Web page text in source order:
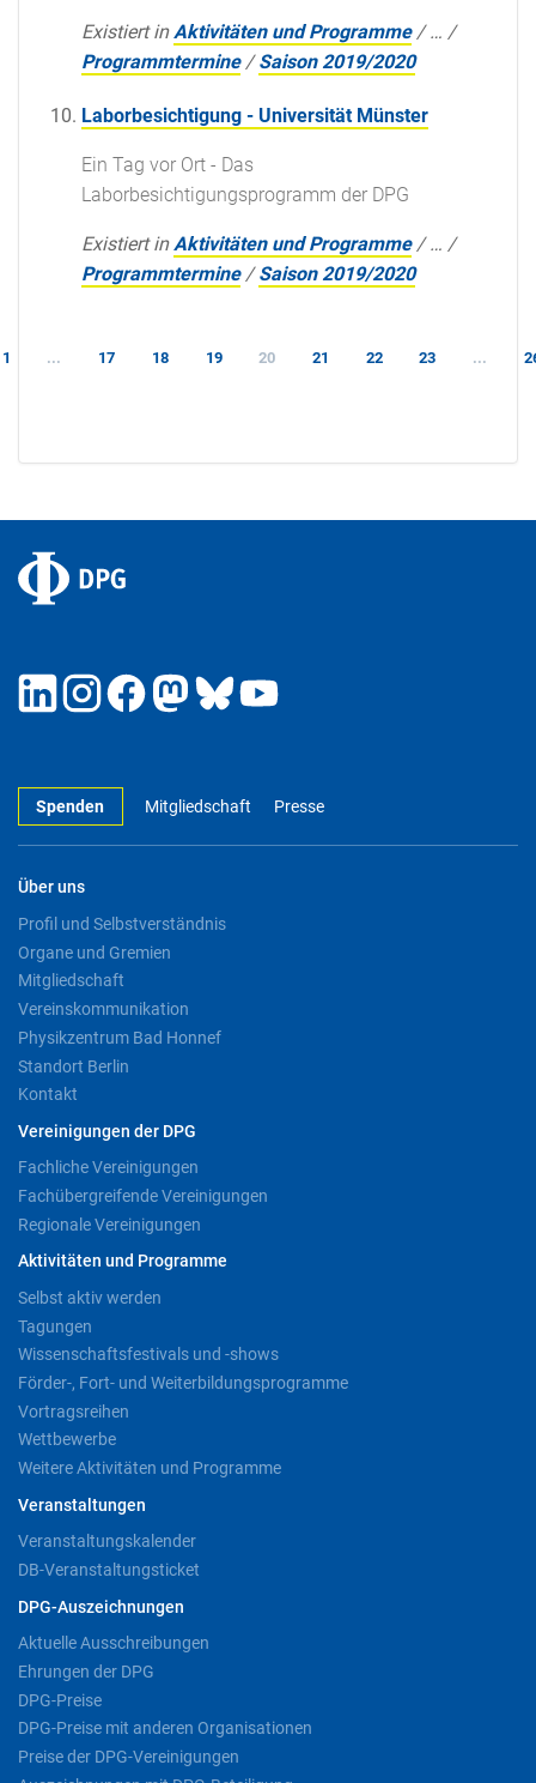
Existiert in Aktivitäten und Programme /… /
Programmtermine /Saison 2019/2020
Laborbesichtigung - Universität Münster
Ein Tag vor Ort - Das
Laborbesichtigungsprogramm der DPG
Existiert in Aktivitäten und Programme /… /
Programmtermine /Saison 2019/2020
1 ... 17 18 19 20 21 22 23 ...
Spenden Mitgliedschaft Presse
Über uns
Profil und Selbstverständnis
Organe und Gremien
Mitgliedschaft
Vereinskommunikation
Physikzentrum Bad Honnef
Standort Berlin
Kontakt
Vereinigungen der DPG
Fachliche Vereinigungen
Fachübergreifende Vereinigungen
Regionale Vereinigungen
Aktivitäten und Programme
Selbst aktiv werden
Tagungen
Wissenschaftsfestivals und -shows
Förder-, Fort- und Weiterbildungsprogramme
Vortragsreihen
Wettbewerbe
Weitere Aktivitäten und Programme
Veranstaltungen
Veranstaltungskalender
DB-Veranstaltungsticket
DPG-Auszeichnungen
Aktuelle Ausschreibungen
Ehrungen der DPG
DPG-Preise
DPG-Preise mit anderen Organisationen
Preise der DPG-Vereinigungen